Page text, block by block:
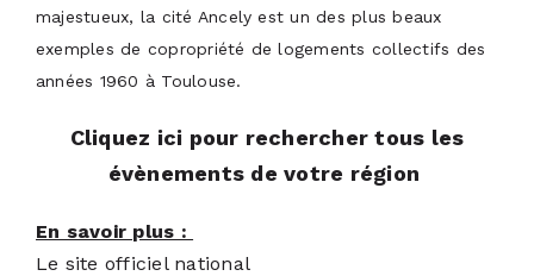
majestueux, la cité Ancely est un des plus beaux
exemples de copropriété de logements collectifs des
années 1960 à Toulouse.
Cliquez ici pour rechercher tous les
évènements de votre région
En savoir plus :
Le site officiel national